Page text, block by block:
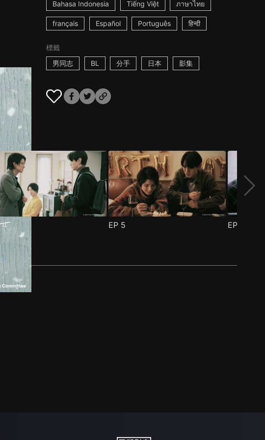
Bahasa Indonesia Tiếng Việt ภาษาไทย
français Español Português हिन्दी
標籤
男同志
BL 分手 日本 影集
4 EP 5 EP